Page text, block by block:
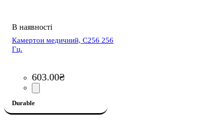
Камертон медичний, С256 256
Гц.
603.00₴
Durable